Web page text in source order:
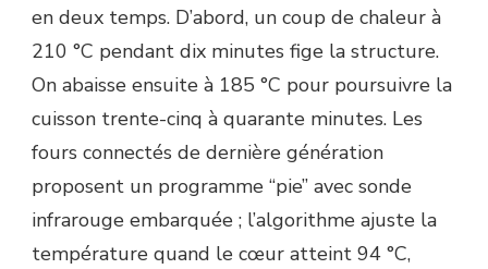
en deux temps. D’abord, un coup de chaleur à
210 °C pendant dix minutes fige la structure.
On abaisse ensuite à 185 °C pour poursuivre la
cuisson trente-cinq à quarante minutes. Les
fours connectés de dernière génération
proposent un programme “pie” avec sonde
infrarouge embarquée ; l’algorithme ajuste la
température quand le cœur atteint 94 °C,